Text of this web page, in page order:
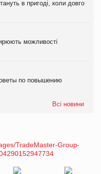
в пригоді, коли довго
можливості
по повышению
Всі новини